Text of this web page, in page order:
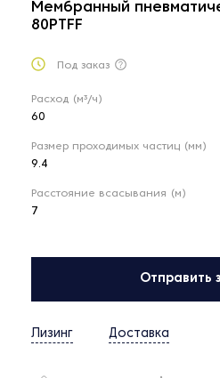
Мембранный
80PTFF
Под заказ
Расход (м³/ч)
60
Размер проходимых частиц (мм)
9.4
Расстояние всасывания (м)
7
Отправить
Лизинг Доставка